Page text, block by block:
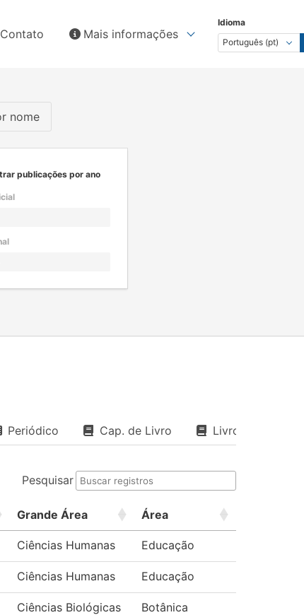
Contato Mais informações
Idioma
nome
publicações por ano
Periódico Cap. de Livro Livro
Pesquisar
Grande Área Área
Ciências Humanas Educação
Ciências Humanas Educação
Ciências Biológicas Botânica